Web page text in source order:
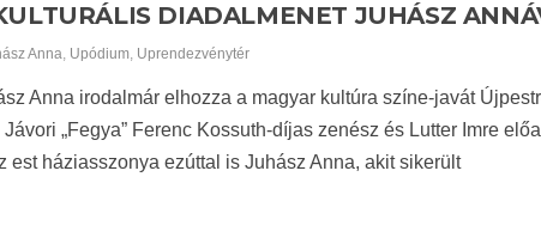
DIADALMENET JUHÁSZ
Anna, Upódium, Uprendezvénytér
Anna irodalmár elhozza a magyar kultúra színe-javát
„Fegya” Ferenc Kossuth-díjas zenész és Lutter Imre
háziasszonya ezúttal is Juhász Anna, akit sikerült